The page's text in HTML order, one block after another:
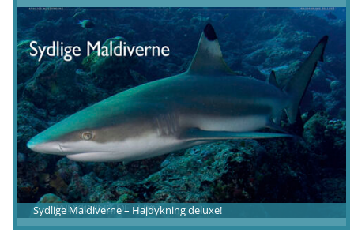
Sydlige Maldiverne – Hajdykning deluxe!